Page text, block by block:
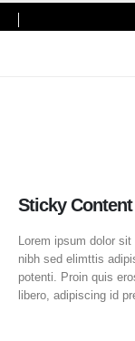
Sticky Content
Lorem ipsum dolor
nibh sed elimttis
potenti. Proin quis
libero, adipiscing id